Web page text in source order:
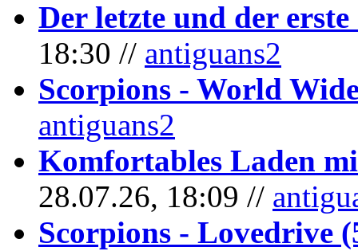
Der letzte und der erste
18:30 // antiguans2
Scorpions - World
antiguans2
Komfortables Laden
28.07.26, 18:09 //
Scorpions - Lovedrive